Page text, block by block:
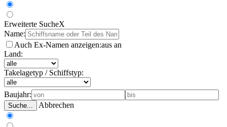
Erweiterte SucheX
Name:
Auch Ex-Namen anzeigen:aus an
Land:
Takelagetyp / Schiffstyp:
Baujahr:
Suche... Abbrechen